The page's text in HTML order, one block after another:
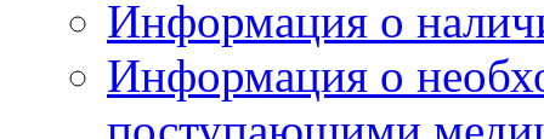
Информация о
Информация о